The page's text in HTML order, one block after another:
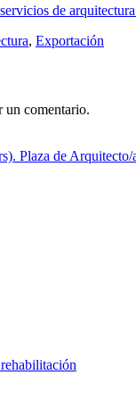
de
, Exportación
un comentario.
Plaza de Arquitecto/